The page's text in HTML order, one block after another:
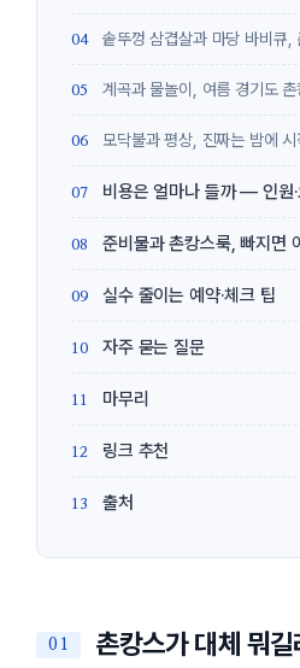
솥뚜껑 삼겹살과 마당 바비큐,
계곡과 물놀이, 여름 경기도 촌
모닥불과 평상, 진짜는 밤에
비용은 얼마나 들까 — 인원
준비물과 촌캉스룩, 빠지면
실수 줄이는 예약·체크 팁
자주 묻는 질문
마무리
링크 추천
출처
촌캉스가 대체 뭐